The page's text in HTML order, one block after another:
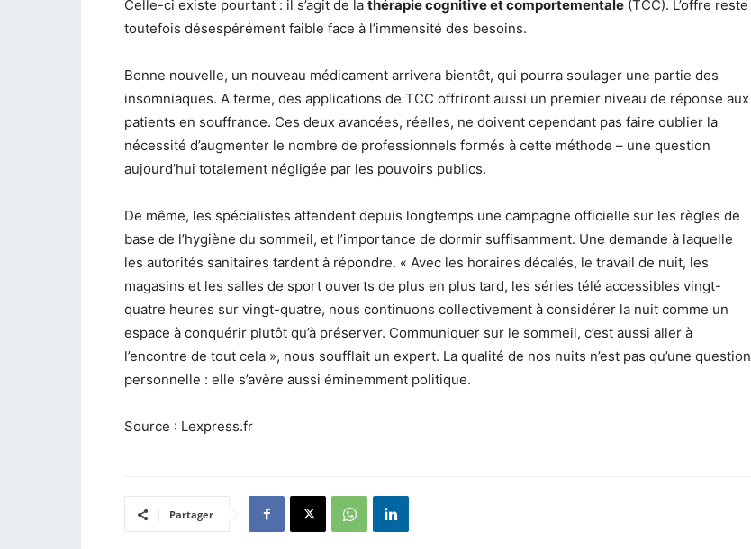
Celle-ci existe pourtant : il s’agit de la thérapie cognitive et comportementale (TCC). L’offre reste
toutefois désespérément faible face à l’immensité des besoins.
Bonne nouvelle, un nouveau médicament arrivera bientôt, qui pourra soulager une partie des
insomniaques. A terme, des applications de TCC offriront aussi un premier niveau de réponse aux
patients en souffrance. Ces deux avancées, réelles, ne doivent cependant pas faire oublier la
nécessité d’augmenter le nombre de professionnels formés à cette méthode – une question
aujourd’hui totalement négligée par les pouvoirs publics.
De même, les spécialistes attendent depuis longtemps une campagne officielle sur les règles de
base de l’hygiène du sommeil, et l’importance de dormir suffisamment. Une demande à laquelle
les autorités sanitaires tardent à répondre. « Avec les horaires décalés, le travail de nuit, les
magasins et les salles de sport ouverts de plus en plus tard, les séries télé accessibles vingt-
quatre heures sur vingt-quatre, nous continuons collectivement à considérer la nuit comme un
espace à conquérir plutôt qu’à préserver. Communiquer sur le sommeil, c’est aussi aller à
l’encontre de tout cela », nous soufflait un expert. La qualité de nos nuits n’est pas qu’une question
personnelle : elle s’avère aussi éminemment politique.
Source : Lexpress.fr
Partager